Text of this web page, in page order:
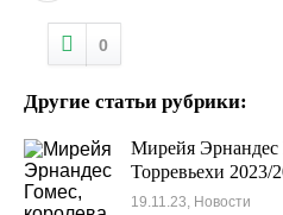
0
Другие статьи рубрики:
Мирейя Эрнандес
Торревьехи 2023/
19.11.23, Новости